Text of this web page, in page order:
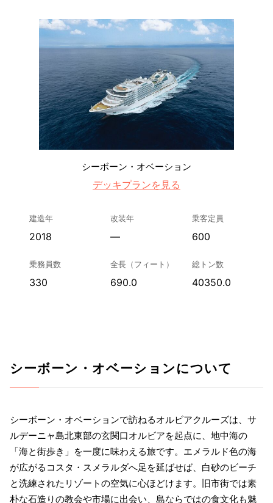
シーボーン・オベーション
デッキプランを見る
建造年
2018
改装年
—
乗客定員
600
乗務員数
330
全長（フィート）
690.0
総トン数
40350.0
シーボーン・オベーションについて
シーボーン・オベーションで訪ねるオルビアクルーズは、サ
ルデーニャ島北東部の玄関口オルビアを起点に、地中海の
「海と街歩き」を一度に味わえる旅です。エメラルド色の海
が広がるコスタ・スメラルダへ足を延ばせば、白砂のビーチ
と洗練されたリゾートの空気に心ほどけます。旧市街では素
朴な石造りの教会や市場に出会い、島ならではの食文化も魅